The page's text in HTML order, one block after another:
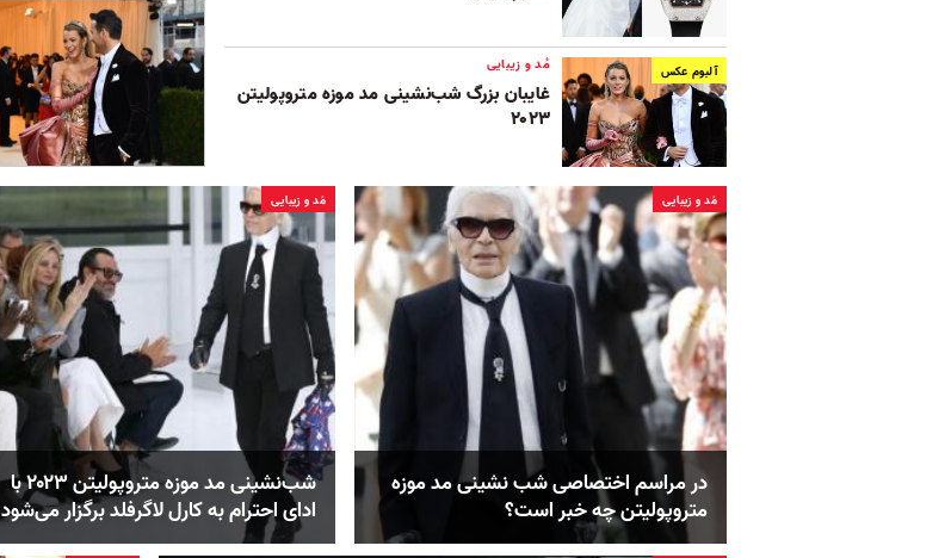
آلبوم عکس مُد و زیبایی
غایبان بزرگ شب‌نشینی مد موزه متروپولیتن
۲۰۲۳
مُد و زیبایی
در مراسم اختصاصی شب نشینی مد موزه
متروپولیتن چه خبر است؟
مُد و زیبایی
شب‌نشینی مد موزه متروپولیتن ۲۰۲۳ با
ادای احترام به کارل لاگرفلد برگزار می‌شود